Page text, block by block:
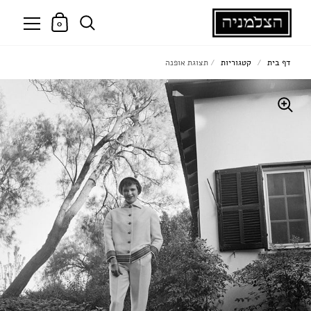
0
דף בית / קטגוריות / תצוגת אופנה